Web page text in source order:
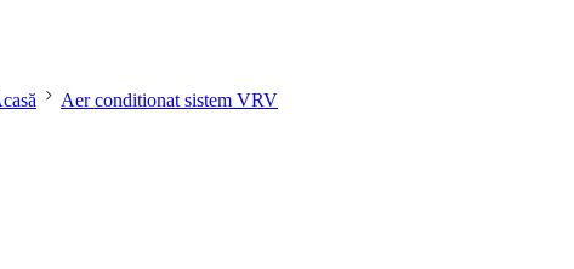
Aer conditionat sistem VRV